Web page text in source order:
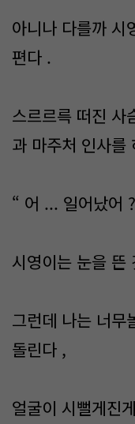
아니나 다를까 시
편다 .
스르르륵 떠진 사
과 마주처 인사를
“ 어 ... 일어났어
시영이는 눈을 뜬
그런데 나는 너무
돌린다 ,
얼굴이 시뻘게진